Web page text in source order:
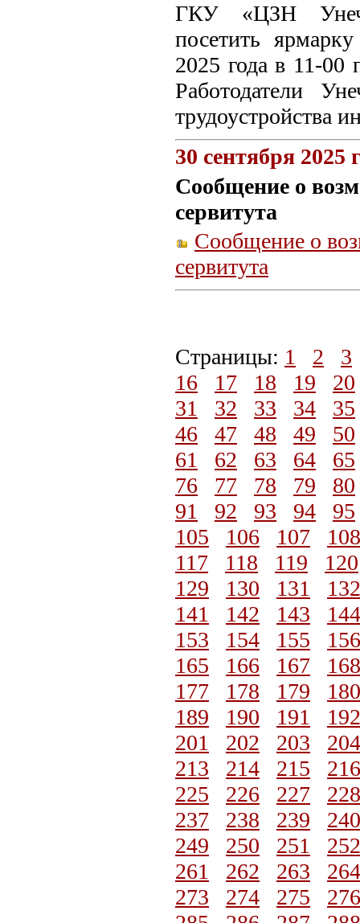
ГКУ «ЦЗН
посетить
2025 года в 11-00
Работодатели
трудоустройства
30 сентября 2025
Сообщение о
сервитута
Сообщение о
сервитута
Страницы: 1 2
3
16
17 18 19
20
31
32 33 34
35
46
47 48 49
50
61
62 63 64
65
76
77 78 79
80
91
92 93 94
95
105
106 107
108
117
118 119
120
129
130 131
132
141
142 143
144
153
154 155
156
165
166 167
168
177
178 179
180
189
190 191
192
201
202 203
204
213
214 215
216
225
226 227
228
237
238 239
240
249
250 251
252
261
262 263
264
273
274 275
276